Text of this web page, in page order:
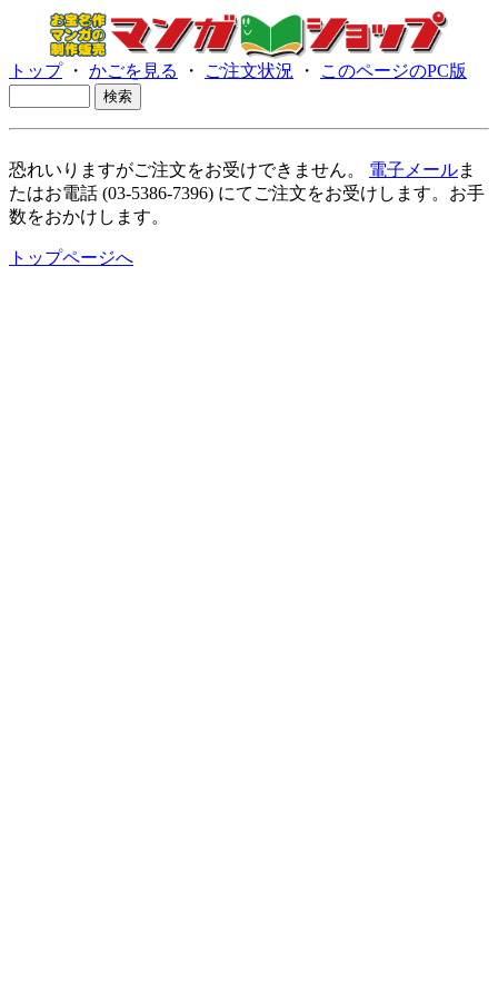
トップ・ かごを見る ・ ご注文状況 ・ このページのPC版
恐れいりますがご注文をお受けできません。 電子メールま
たはお電話 (03-5386-7396) にてご注文をお受けします。お手
数をおかけします。
トップページへ